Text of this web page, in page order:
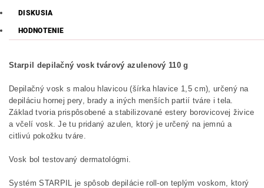
DISKUSIA
HODNOTENIE
Starpil depilačný vosk tvárový azulenový 110 g
Depilačný vosk s malou hlavicou (šírka hlavice 1,5 cm), určený na
depiláciu hornej pery, brady a iných menších partií tváre i tela.
Základ tvoria prispôsobené a stabilizované estery borovicovej živice
a včelí vosk. Je tu pridaný azulen, ktorý je určený na jemnú a
citlivú pokožku tváre.
Vosk bol testovaný dermatológmi.
Systém STARPIL je spôsob depilácie roll-on teplým voskom, ktorý